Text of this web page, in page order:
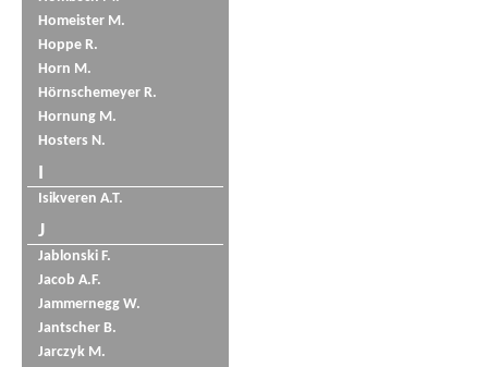
Homeister M.
Hoppe R.
Horn M.
Hörnschemeyer R.
Hornung M.
Hosters N.
I
Isikveren A.T.
J
Jablonski F.
Jacob A.F.
Jammernegg W.
Jantscher B.
Jarczyk M.